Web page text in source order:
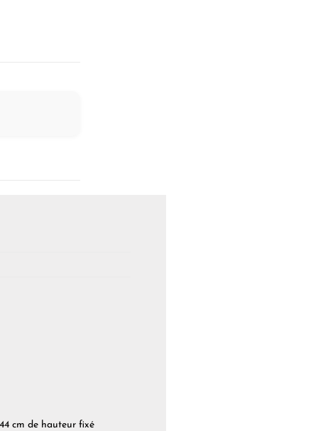
cm de hauteur fixé